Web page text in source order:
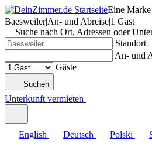
Eine
Baesweiler|An- und Abreise|1 Gast
Suche nach Ort, Adressen oder
Standort
An- und
Gäste
Suchen
Unterkunft vermieten
English Deutsch Polski